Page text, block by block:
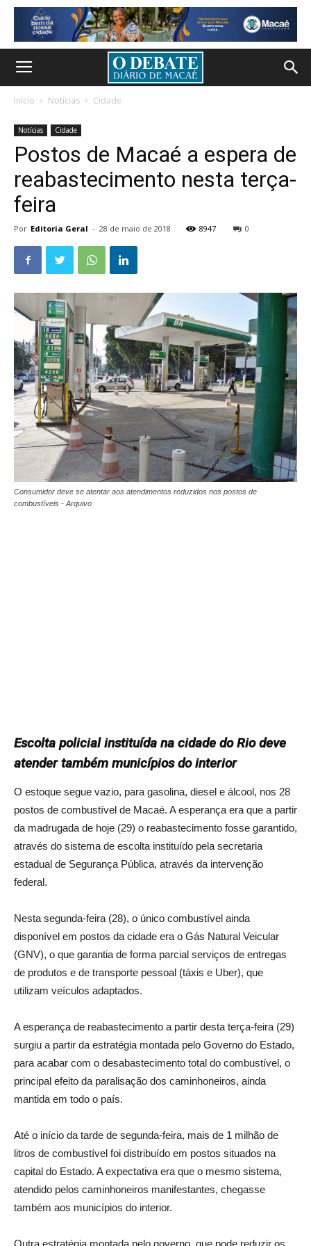
Início Notícias Cidade
Notícias Cidade
Postos de Macaé a espera de
reabastecimento nesta terça-
feira
Por Editoria Geral - 28 de maio de 2018 8947 0
Consumidor deve se atentar aos atendimentos reduzidos nos postos de
combustíveis - Arquivo
Escolta policial instituída na cidade do Rio deve
atender também municípios do interior
O estoque segue vazio, para gasolina, diesel e álcool, nos 28
postos de combustível de Macaé. A esperança era que a partir
da madrugada de hoje (29) o reabastecimento fosse garantido,
através do sistema de escolta instituído pela secretaria
estadual de Segurança Pública, através da intervenção
federal.
Nesta segunda-feira (28), o único combustível ainda
disponível em postos da cidade era o Gás Natural Veicular
(GNV), o que garantia de forma parcial serviços de entregas
de produtos e de transporte pessoal (táxis e Uber), que
utilizam veículos adaptados.
A esperança de reabastecimento a partir desta terça-feira (29)
surgiu a partir da estratégia montada pelo Governo do Estado,
para acabar com o desabastecimento total do combustível, o
principal efeito da paralisação dos caminhoneiros, ainda
mantida em todo o país.
Até o início da tarde de segunda-feira, mais de 1 milhão de
litros de combustível foi distribuído em postos situados na
capital do Estado. A expectativa era que o mesmo sistema,
atendido pelos caminhoneiros manifestantes, chegasse
também aos municípios do interior.
Outra estratégia montada pelo governo, que pode reduzir os